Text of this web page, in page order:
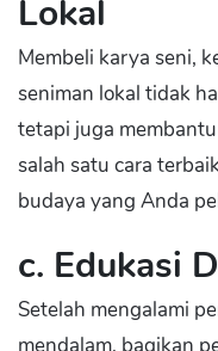
Lokal
Membeli karya seni,
seniman lokal tidak
tetapi juga
salah satu cara
budaya yang Anda
c. Edukasi
Setelah mengalami